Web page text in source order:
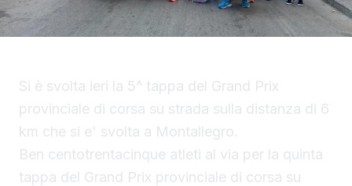
Si è svolta ieri la 5^ tappa del Grand Prix
provinciale di corsa su strada sulla distanza di 6
km che si e' svolta a Montallegro.
Ben centotrentacinque atleti al via per la quinta
tappa del Grand Prix provinciale di corsa su